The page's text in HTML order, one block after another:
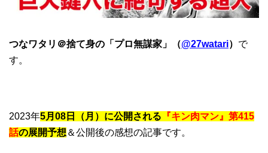
つなワタリ＠捨て身の「プロ無謀家」（@27watari） で
す。
2023年5月08日（月）に公開される 『キン肉マン』第415
話の展開予想 ＆公開後の感想の記事です。